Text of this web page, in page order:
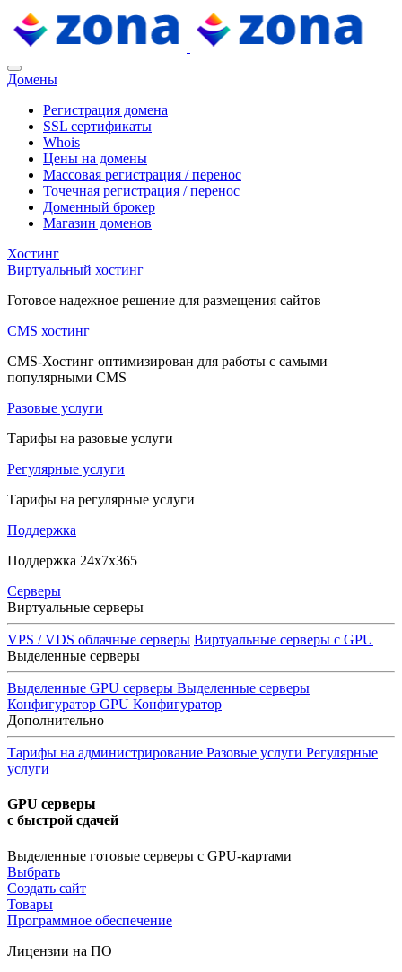
Домены
Регистрация домена
SSL сертификаты
Whois
Цены на домены
Массовая регистрация / перенос
Точечная регистрация / перенос
Доменный брокер
Магазин доменов
Хостинг
Виртуальный хостинг
Готовое надежное решение для размещения сайтов
CMS хостинг
CMS-Хостинг оптимизирован для работы с самыми
популярными CMS
Разовые услуги
Тарифы на разовые услуги
Регулярные услуги
Тарифы на регулярные услуги
Поддержка
Поддержка 24x7x365
Серверы
Виртуальные серверы
VPS / VDS облачные серверы Виртуальные серверы с GPU
Выделенные серверы
Выделенные GPU серверы Выделенные серверы
Конфигуратор GPU Конфигуратор
Дополнительно
Тарифы на администрирование Разовые услуги Регулярные
услуги
GPU серверы
с быстрой сдачей
Выделенные готовые серверы с GPU-картами
Выбрать
Создать сайт
Товары
Программное обеспечение
Лицензии на ПО